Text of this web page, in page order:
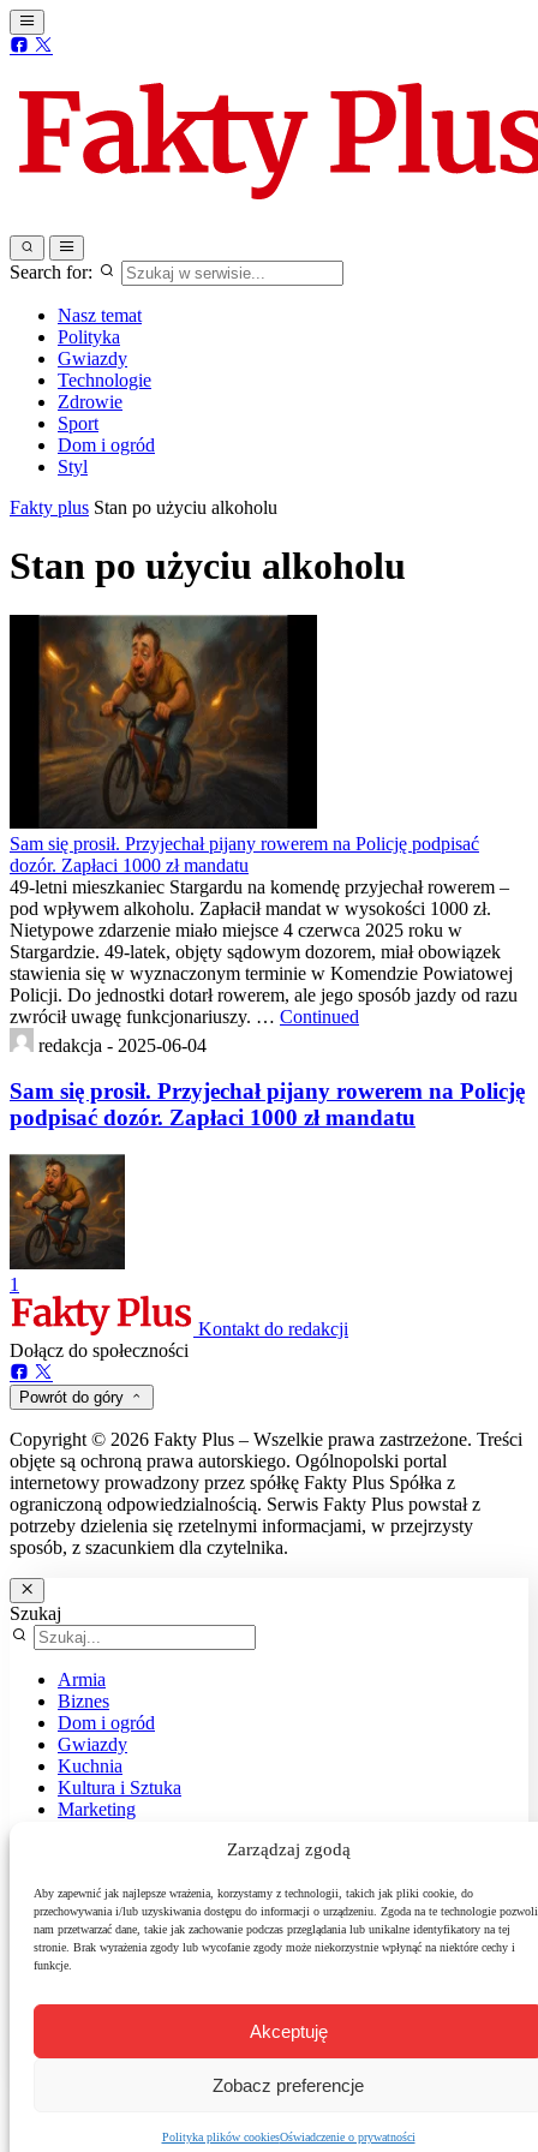
Zarządzaj zgodą
Aby zapewnić jak najlepsze wrażenia, korzystamy z technologii, takich jak pliki cookie, do
przechowywania i/lub uzyskiwania dostępu do informacji o urządzeniu. Zgoda na te technologie pozwoli
nam przetwarzać dane, takie jak zachowanie podczas przeglądania lub unikalne identyfikatory na tej
stronie. Brak wyrażenia zgody lub wycofanie zgody może niekorzystnie wpłynąć na niektóre cechy i
funkcje.
Akceptuję
Zobacz preferencje
Polityka plików cookiesOświadczenie o prywatności
Search for:
Nasz temat
Polityka
Gwiazdy
Technologie
Zdrowie
Sport
Dom i ogród
Styl
Fakty plus Stan po użyciu alkoholu
Stan po użyciu alkoholu
Sam się prosił. Przyjechał pijany rowerem na Policję podpisać
dozór. Zapłaci 1000 zł mandatu
49-letni mieszkaniec Stargardu na komendę przyjechał rowerem –
pod wpływem alkoholu. Zapłacił mandat w wysokości 1000 zł.
Nietypowe zdarzenie miało miejsce 4 czerwca 2025 roku w
Stargardzie. 49-latek, objęty sądowym dozorem, miał obowiązek
stawienia się w wyznaczonym terminie w Komendzie Powiatowej
Policji. Do jednostki dotarł rowerem, ale jego sposób jazdy od razu
zwrócił uwagę funkcjonariuszy. … Continued
redakcja - 2025-06-04
Sam się prosił. Przyjechał pijany rowerem na Policję
podpisać dozór. Zapłaci 1000 zł mandatu
1
Kontakt do redakcji
Dołącz do społeczności
Powrót do góry
Copyright © 2026 Fakty Plus – Wszelkie prawa zastrzeżone. Treści
objęte są ochroną prawa autorskiego. Ogólnopolski portal
internetowy prowadzony przez spółkę Fakty Plus Spółka z
ograniczoną odpowiedzialnością. Serwis Fakty Plus powstał z
potrzeby dzielenia się rzetelnymi informacjami, w przejrzysty
sposób, z szacunkiem dla czytelnika.
Szukaj
Armia
Biznes
Dom i ogród
Gwiazdy
Kuchnia
Kultura i Sztuka
Marketing
Podróże
Polityka
Sport
Środowisko
Technologie